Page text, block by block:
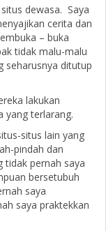
dewasa. Saya
cerita dan
– buka
tidak malu-malu
seharusnya ditutup
lakukan
yang terlarang.
situs lain yang
pindah dan
tidak pernah saya
bersetubuh
saya
saya praktekkan